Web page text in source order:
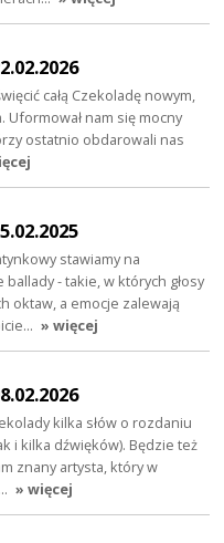
całą Czekoladę nowym,
Uformował nam się mocny
ostatnio obdarowali nas
stawiamy na
- takie, w których głosy
oktaw, a emocje zalewają
» więcej
kilka słów o rozdaniu
i kilka dźwięków). Będzie też
znany artysta, który w
» więcej